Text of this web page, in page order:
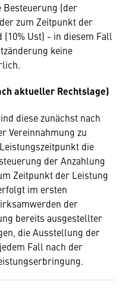
Besteuerung (der
zum Zeitpunkt der
Ust) - in diesem Fall
keine
aktueller Rechtslage)
diese zunächst nach
Vereinnahmung zu
die
der Anzahlung
Zeitpunkt der Leistung
im ersten
der
bereits ausgestellter
die Ausstellung der
Fall nach der